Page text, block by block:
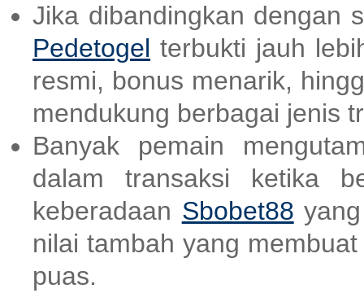
Jika dibandingkan dengan
Pedetogel terbukti jauh
resmi, bonus menarik,
mendukung berbagai jenis
Banyak pemain
dalam transaksi ketika
keberadaan Sbobet88
nilai tambah yang
puas.